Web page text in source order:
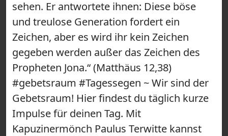
sehen. Er antwortete ihnen: Diese böse
und treulose Generation fordert ein
Zeichen, aber es wird ihr kein Zeichen
gegeben werden außer das Zeichen des
Propheten Jona.“ (Matthäus 12,38)
#gebetsraum #Tagessegen ~ Wir sind der
Gebetsraum! Hier findest du täglich kurze
Impulse für deinen Tag. Mit
Kapuzinermönch Paulus Terwitte kannst